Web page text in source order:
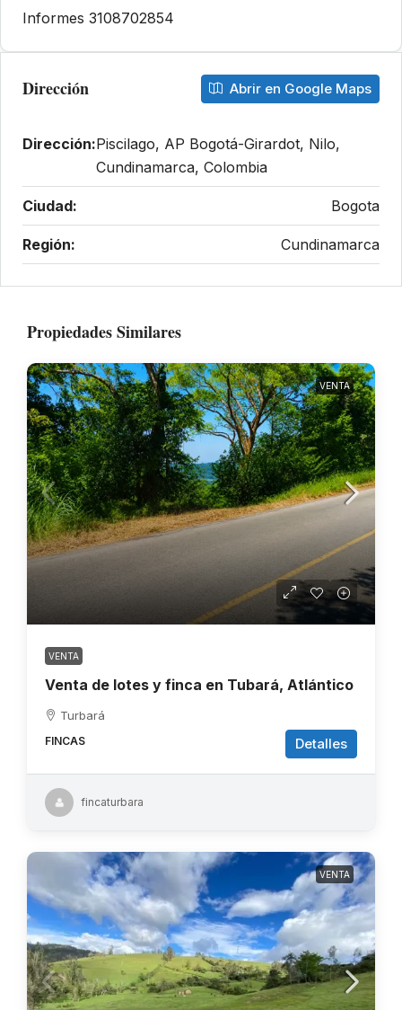
Informes 3108702854
Dirección Abrir en Google Maps
Dirección:Piscilago, AP Bogotá-Girardot, Nilo,
Cundinamarca, Colombia
Ciudad: Bogota
Región: Cundinamarca
Propiedades Similares
VENTA
VENTA
Venta de lotes y finca en Tubará, Atlántico
Turbará
FINCAS Detalles
fincaturbara
VENTA